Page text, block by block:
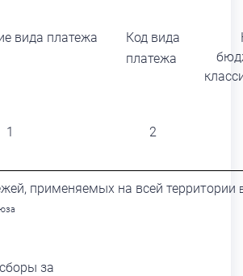
вида платежа
Код вида
платежа
1 2
применяемых на всей территории
за